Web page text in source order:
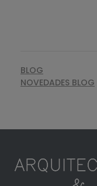
BLOG
NOVEDADES BLOG